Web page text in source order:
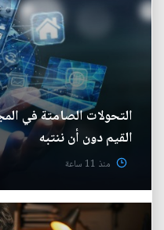
التحولات الصامتة في
القيم دون أن ننتبه
منذ 11 ساعة